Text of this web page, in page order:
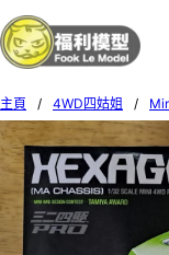
主頁 / 4WD四姑姐 /
Tamiya 18653 1/32 Mini